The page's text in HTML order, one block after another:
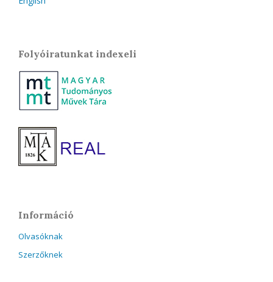
Folyóiratunkat indexeli
Információ
Olvasóknak
Szerzőknek